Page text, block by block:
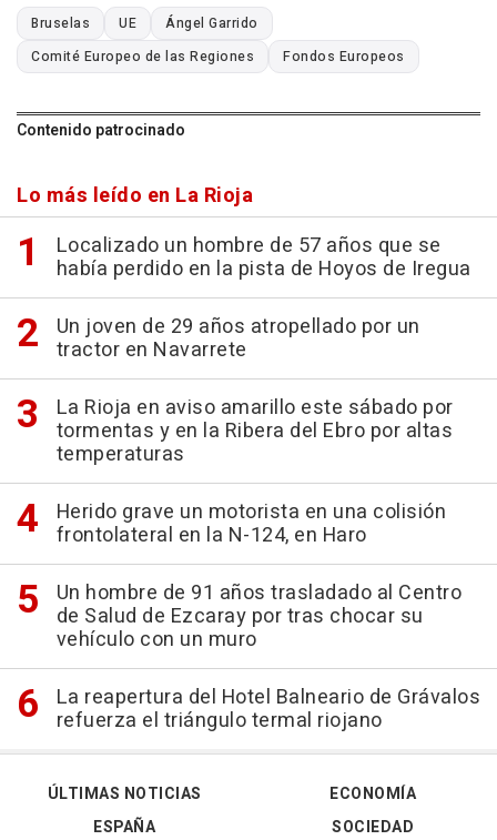
Bruselas UE
Ángel Garrido
Comité Europeo de las Regiones
Fondos Europeos
Contenido patrocinado
Lo más leído en La Rioja
Localizado un hombre de 57 años que se
había perdido en la pista de Hoyos de Iregua
Un joven de 29 años atropellado por un
tractor en Navarrete
La Rioja en aviso amarillo este sábado por
tormentas y en la Ribera del Ebro por altas
temperaturas
Herido grave un motorista en una colisión
frontolateral en la N-124, en Haro
Un hombre de 91 años trasladado al Centro
de Salud de Ezcaray por tras chocar su
vehículo con un muro
La reapertura del Hotel Balneario de Grávalos
refuerza el triángulo termal riojano
ÚLTIMAS NOTICIAS
ESPAÑA
ECONOMÍA
SOCIEDAD